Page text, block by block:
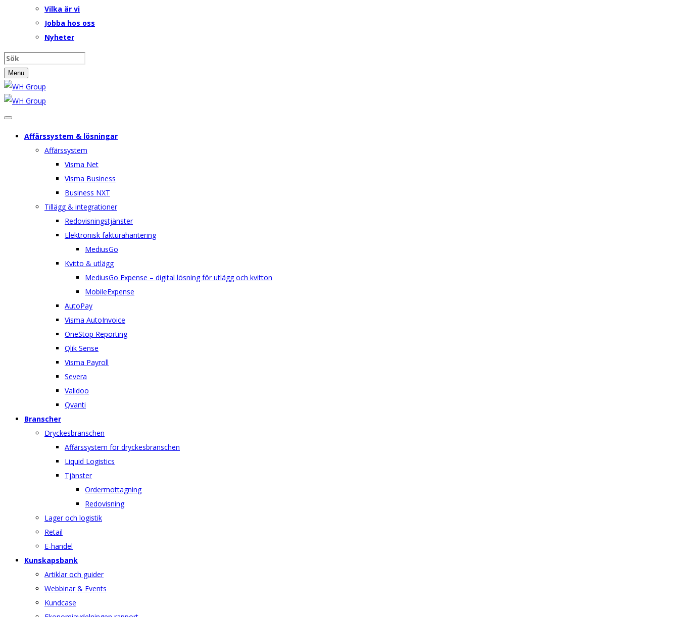
Vilka är vi
Jobba hos oss
Nyheter
Menu
Affärssystem & lösningar
Affärssystem
Visma Net
Visma Business
Business NXT
Tillägg & integrationer
Redovisningstjänster
Elektronisk fakturahantering
MediusGo
Kvitto & utlägg
MediusGo Expense – digital lösning för utlägg och kvitton
MobileExpense
AutoPay
Visma AutoInvoice
OneStop Reporting
Qlik Sense
Visma Payroll
Severa
Validoo
Qvanti
Branscher
Dryckesbranschen
Affärssystem för dryckesbranschen
Liquid Logistics
Tjänster
Ordermottagning
Redovisning
Lager och logistik
Retail
E-handel
Kunskapsbank
Artiklar och guider
Webbinar & Events
Kundcase